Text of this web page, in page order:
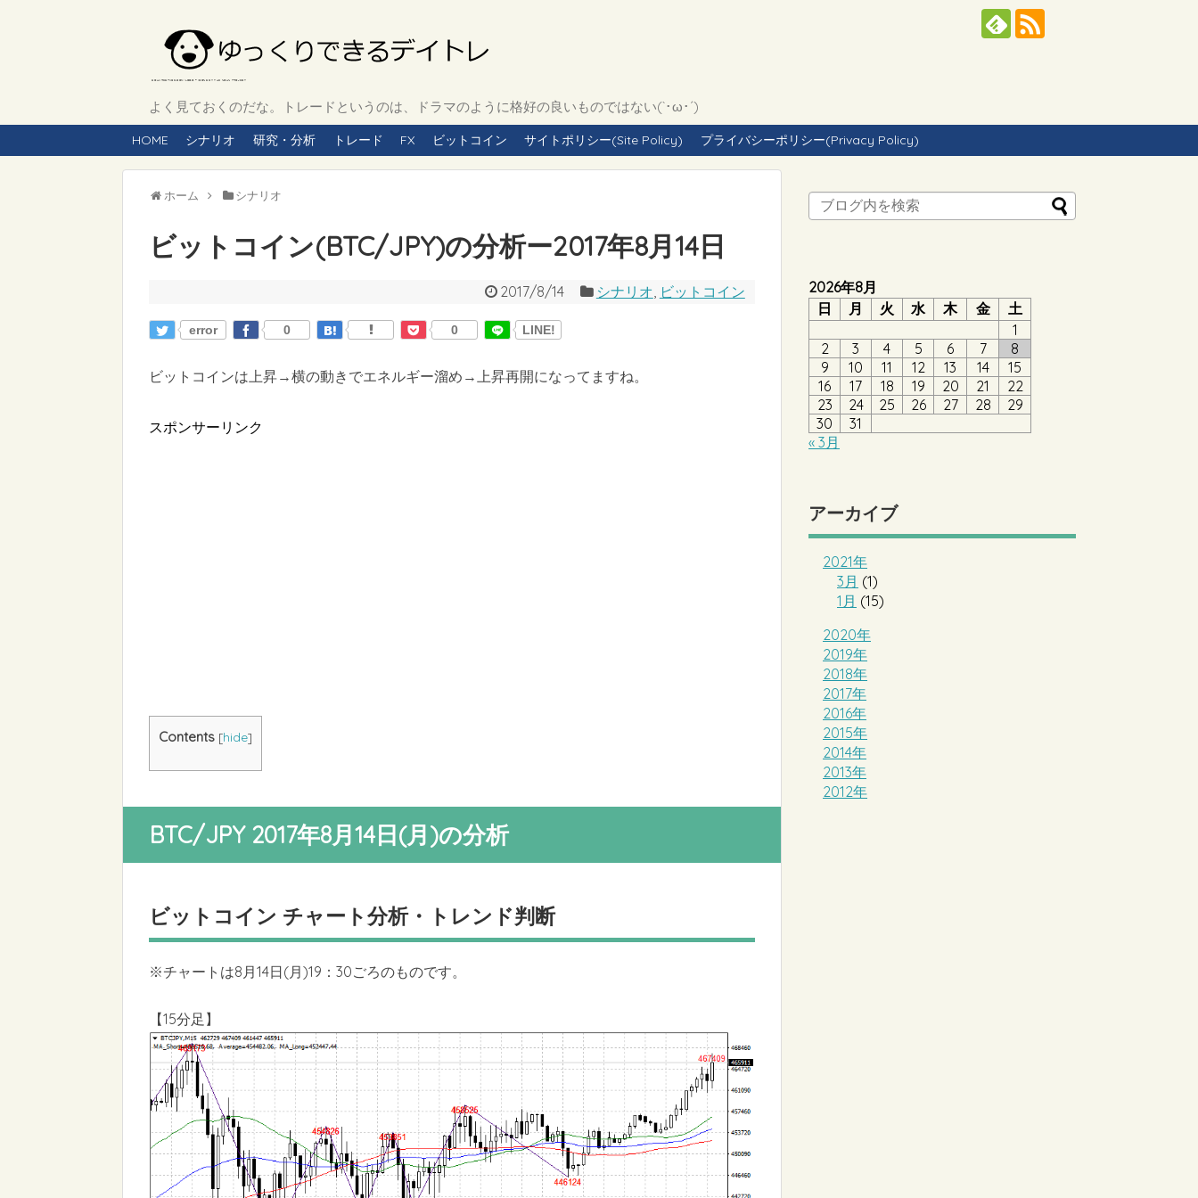
よく見ておくのだな。トレードというのは、ドラマのように格好の良いものではない(`･ω･´)
HOME シナリオ 研究・分析 トレード FX ビットコイン サイトポリシー(Site Policy) プライバシーポリシー(Privacy Policy)
ホーム シナリオ
ビットコイン(BTC/JPY)の分析ー2017年8月14日
2017/8/14 シナリオ, ビットコイン
error 0 0 LINE!
ビットコインは上昇→横の動きでエネルギー溜め→上昇再開になってますね。
スポンサーリンク
Contents [hide]
BTC/JPY 2017年8月14日(月)の分析
ビットコイン チャート分析・トレンド判断
※チャートは8月14日(月)19：30ごろのものです。
【15分足】
2026年8月
日
月 火 水 木 金
土
1
2
3 4 5 6 7
8
9
10 11 12 13 14
15
16
17 18 19 20 21
22
23
24 25 26 27 28
29
30
31
« 3月
アーカイブ
2021年
3月 (1)
1月 (15)
2020年
2019年
2018年
2017年
2016年
2015年
2014年
2013年
2012年